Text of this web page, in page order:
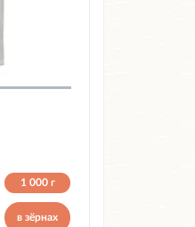
1 000 г
в зёрнах